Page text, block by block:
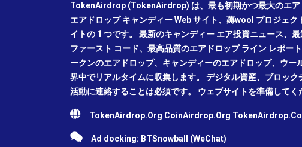
TokenAirdrop (TokenAirdrop) は、最も初期かつ最大のエア
エアドロップ キャンディー Web サイト、薅wool プロジェク
イトの 1 つです。 最新のキャンディー エア投資ニュース、
ファースト コード、最高品質のエアドロップ ライン レポー
ークンのエアドロップ、キャンディーのエアドロップ、ウー
界中でリアルタイムに収集します。 デジタル資産、ブロッ
活動に連絡することは必須です。 ウェブサイトを準備してく
TokenAirdrop.Org CoinAirdrop.Org
Ad docking: BTSnowball (WeChat)